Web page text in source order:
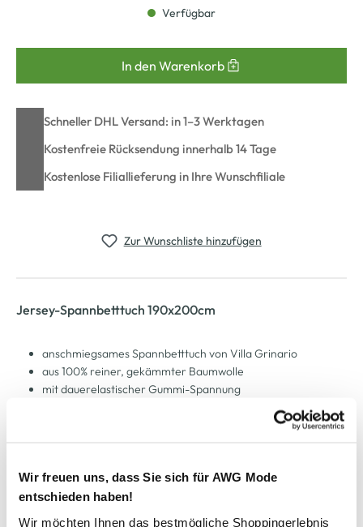
Wir freuen uns, dass Sie sich für AWG Mode
entschieden haben!
Wir möchten Ihnen das bestmögliche Shoppingerlebnis
Verfügbar
In den Warenkorb
Schneller DHL Versand: in 1–3 Werktagen
Kostenfreie Rücksendung innerhalb 14 Tage
Kostenlose Filiallieferung in Ihre Wunschfiliale
Zur Wunschliste hinzufügen
Jersey-Spannbetttuch 190x200cm
anschmiegsames Spannbetttuch von Villa Grinario
aus 100% reiner, gekämmter Baumwolle
mit dauerelastischer Gummi-Spannung
Öko-Tex 100 (A99-0435, Hohenstein)